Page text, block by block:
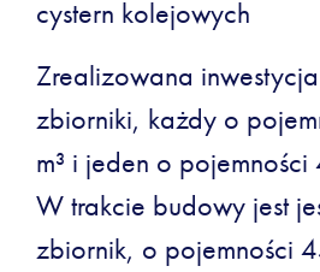
cystern kolejowych
Zrealizowana
zbiorniki, każdy o
m³ i jeden o pojemności
W trakcie budowy jest
zbiornik, o pojemności